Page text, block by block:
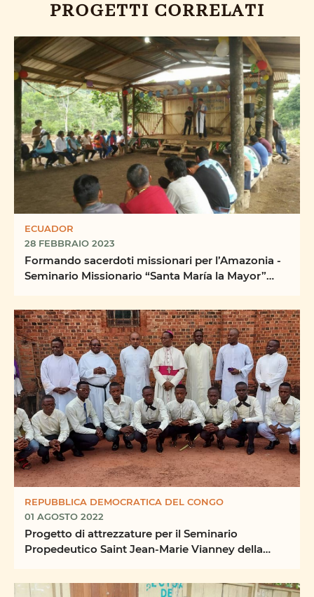
PROGETTI CORRELATI
ECUADOR
28 FEBBRAIO 2023
Formando sacerdoti missionari per l’Amazonia -
Seminario Missionario “Santa María la Mayor”
REPUBBLICA DEMOCRATICA DEL CONGO
01 AGOSTO 2022
Progetto di attrezzature per il Seminario
Propedeutico Saint Jean-Marie Vianney della